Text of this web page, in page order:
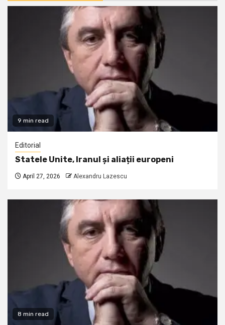
9 min read
Editorial
Statele Unite, Iranul și aliații europeni
April 27, 2026 Alexandru Lazescu
8 min read